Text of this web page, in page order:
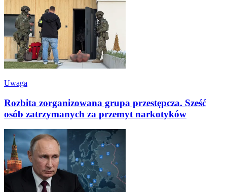
Uwaga
Rozbita zorganizowana grupa przestępcza. Sześć
osób zatrzymanych za przemyt narkotyków